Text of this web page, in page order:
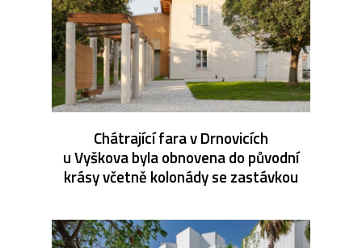
Chátrající fara v Drnovicích
u Vyškova byla obnovena do původní
krásy včetně kolonády se zastávkou